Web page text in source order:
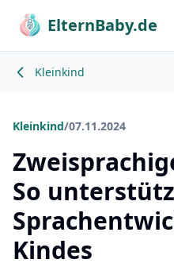
ElternBaby.de
Kleinkind
Kleinkind/07.11.2024
So
Kindes